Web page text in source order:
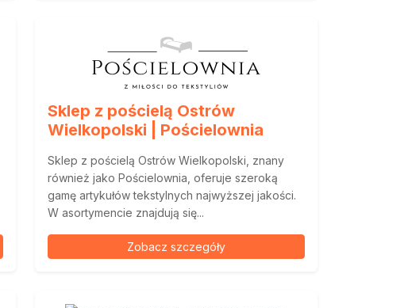
Sklep z pościelą Ostrów
Wielkopolski | Pościelownia
Sklep z pościelą Ostrów Wielkopolski, znany
również jako Pościelownia, oferuje szeroką
gamę artykułów tekstylnych najwyższej jakości.
W asortymencie znajdują się...
Zobacz szczegóły